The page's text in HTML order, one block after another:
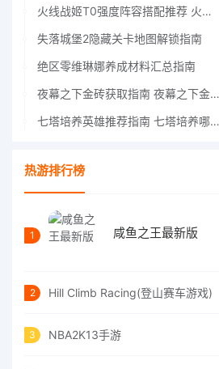
火线战姬T0强度阵容搭配推荐 火线战姬T0强度阵容哪个好
失落城堡2隐藏关卡地图解锁指南
绝区零维琳娜养成材料汇总指南
夜幕之下金砖获取指南 夜幕之下金砖获取方法
七塔培养英雄推荐指南 七塔培养哪个英雄好
热游排行榜
1 咸鱼之王最新版
2 Hill Climb Racing(登山赛车游戏)
3 NBA2K13手游